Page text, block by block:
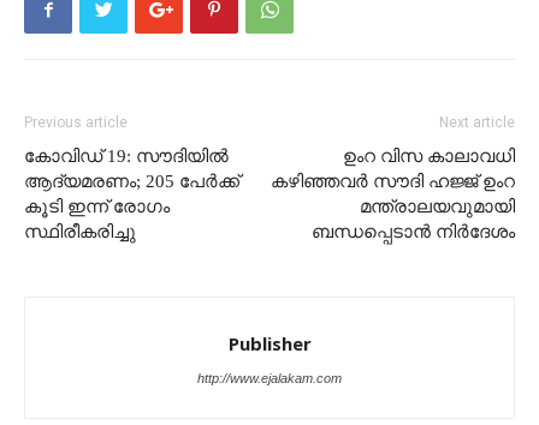
Previous article
കോവിഡ് 19: സൗദിയിൽ
ആദ്യമരണം; 205 പേർക്ക്
കൂടി ഇന്ന് രോഗം
സ്ഥിരീകരിച്ചു
Next article
ഉംറ വിസ കാലാവധി
കഴിഞ്ഞവർ സൗദി ഹജ്ജ് ഉംറ
മന്ത്രാലയവുമായി
ബന്ധപ്പെടാൻ നിർദേശം
Publisher
http://www.ejalakam.com